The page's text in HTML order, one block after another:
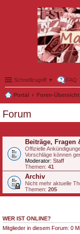
Schnellzugriff ▼ FAQ
Portal Foren-Übersicht
Forum
Beiträge,
Offizielle
Vorschläge können
Moderator: Staff
Themen: 41
Archiv
Nicht mehr aktuelle
Themen: 205
WER IST ONLINE?
Mitglieder in diesem Forum: 0